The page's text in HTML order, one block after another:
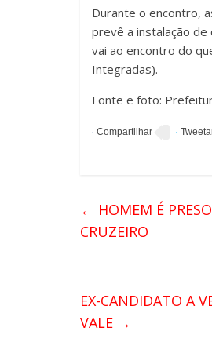
Durante o encontro,
prevê a instalação
vai ao encontro do
Integradas).
Fonte e foto:
← HOMEM É
CRUZEIRO
EX-CANDIDATO A
VALE →